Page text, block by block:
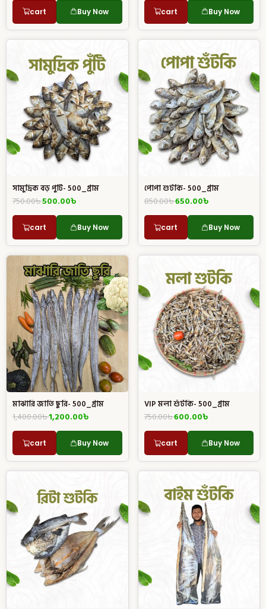
cart Buy Now cart Buy Now
সামুদ্রিক বড় পুটি- 500_গ্রাম
750.00৳500.00৳
cart Buy Now
পোপা শুটকি- 500_গ্রাম
850.00৳650.00৳
cart Buy Now
মাঝারি জাতি ছুরি- 500_গ্রাম
1,400.00৳1,200.00৳
cart Buy Now
VIP মলা শুঁটকি- 500_গ্রাম
750.00৳600.00৳
cart Buy Now